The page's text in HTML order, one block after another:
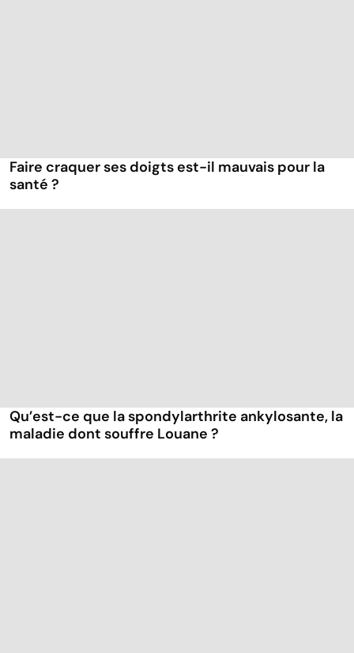
Faire craquer ses doigts est-il mauvais pour la
santé ?
Qu’est-ce que la spondylarthrite ankylosante, la
maladie dont souffre Louane ?